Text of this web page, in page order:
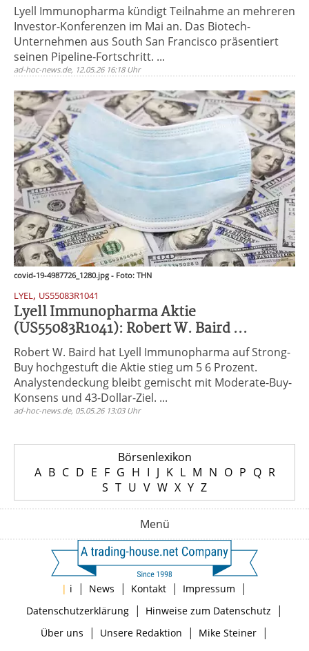
Lyell Immunopharma kündigt Teilnahme an mehreren
Investor-Konferenzen im Mai an. Das Biotech-
Unternehmen aus South San Francisco präsentiert
seinen Pipeline-Fortschritt. ...
ad-hoc-news.de, 12.05.26 16:18 Uhr
covid-19-4987726_1280.jpg - Foto: THN
LYEL, US55083R1041
Lyell Immunopharma Aktie
(US55083R1041): Robert W. Baird ...
Robert W. Baird hat Lyell Immunopharma auf Strong-
Buy hochgestuft die Aktie stieg um 5 6 Prozent.
Analystendeckung bleibt gemischt mit Moderate-Buy-
Konsens und 43-Dollar-Ziel. ...
ad-hoc-news.de, 05.05.26 13:03 Uhr
Börsenlexikon
A B C D E F G H I J K L M N O P Q R
S T U V W X Y Z
Menü
| i | News | Kontakt | Impressum |
Datenschutzerklärung| Hinweise zum Datenschutz |
Über uns | Unsere Redaktion | Mike Steiner|